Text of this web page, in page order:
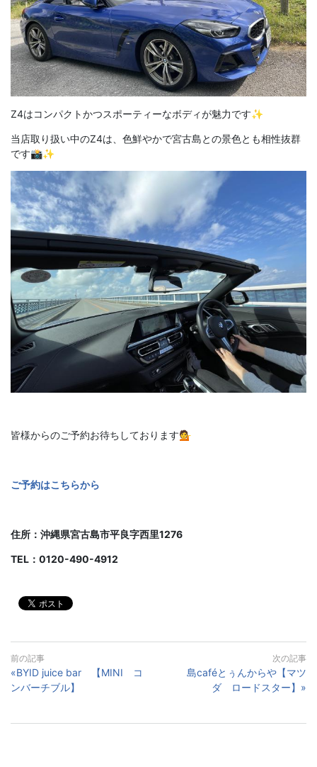
Z4はコンパクトかつスポーティーなボディが魅力です✨
当店取り扱い中のZ4は、色鮮やかで宮古島との景色とも相性抜群
です📸✨
皆様からのご予約お待ちしております💁
ご予約はこちらから
住所：沖縄県宮古島市平良字西里1276
TEL：0120-490-4912
«BYID juice bar 【MINI コ
ンバーチブル】
島caféとぅんからや【マツ
ダ ロードスター】»